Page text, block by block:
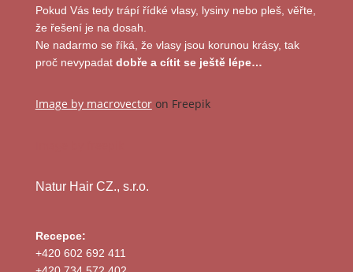
Pokud Vás tedy trápí řídké vlasy, lysiny nebo pleš, věřte,
že řešení je na dosah.
Ne nadarmo se říká, že vlasy jsou korunou krásy, tak
proč nevypadat dobře a cítit se ještě lépe…
Image by macrovectoron Freepik
Natur Hair CZ., s.r.o.
Recepce:
+420 602 692 411